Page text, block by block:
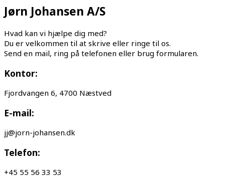
Jørn Johansen A/S
Hvad kan vi hjælpe dig med?
Du er velkommen til at skrive eller ringe til os.
Send en mail, ring på telefonen eller brug formularen.
Kontor:
Fjordvangen 6, 4700 Næstved
E-mail:
jj@jorn-johansen.dk
Telefon:
+45 55 56 33 53